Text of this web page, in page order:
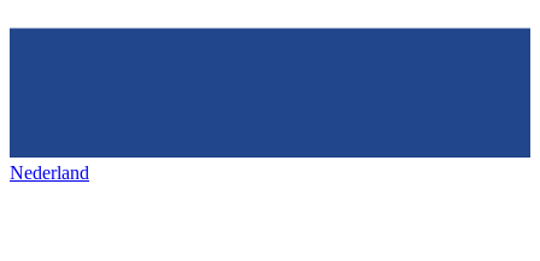
Nederland